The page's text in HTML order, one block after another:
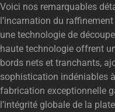
Voici nos remarquables
l’incarnation du
une technologie de
haute technologie offrent
bords nets et tranchants,
sophistication indéniables
fabrication exceptionnelle
l’intégrité globale de la